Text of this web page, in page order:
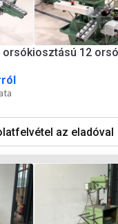
orsókiosztású 12
az eladóval